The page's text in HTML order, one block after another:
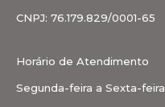
CNPJ: 76.179.829/0001-65
Horário de Atendimento
Segunda-feira a Sexta-feira